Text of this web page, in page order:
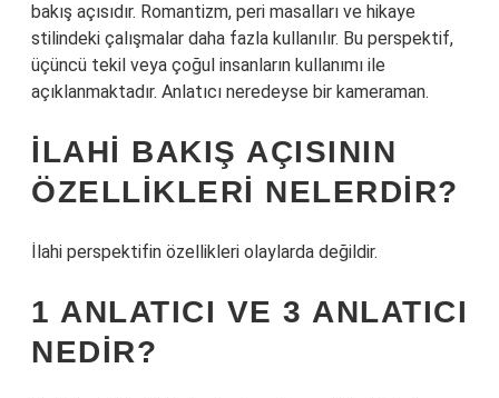
bakış açısıdır. Romantizm, peri masalları ve hikaye
stilindeki çalışmalar daha fazla kullanılır. Bu perspektif,
üçüncü tekil veya çoğul insanların kullanımı ile
açıklanmaktadır. Anlatıcı neredeyse bir kameraman.
İLAHI BAKIŞ AÇISININ
ÖZELLIKLERI NELERDIR?
İlahi perspektifin özellikleri olaylarda değildir.
1 ANLATICI VE 3 ANLATICI
NEDIR?